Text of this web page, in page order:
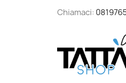
Chiamaci: